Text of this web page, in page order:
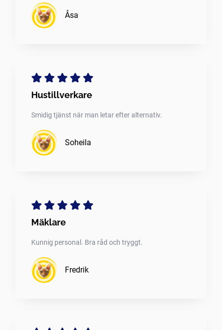
Åsa
Hustillverkare
Smidig tjänst när man letar efter alternativ.
Soheila
Mäklare
Kunnig personal. Bra råd och tryggt.
Fredrik